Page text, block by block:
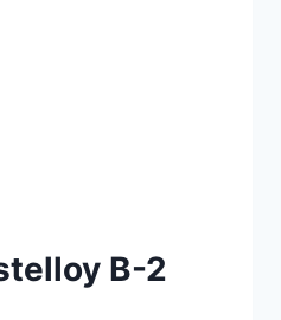
B-2